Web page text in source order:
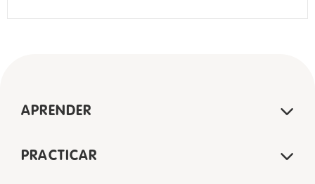
APRENDER
PRACTICAR